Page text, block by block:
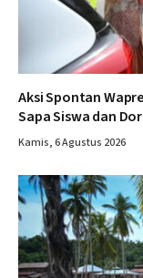
Aksi Spontan
Sapa Siswa dan
Kamis, 6 Agustus 2026